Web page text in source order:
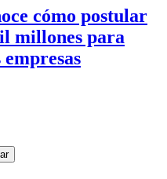
cómo postular
millones para